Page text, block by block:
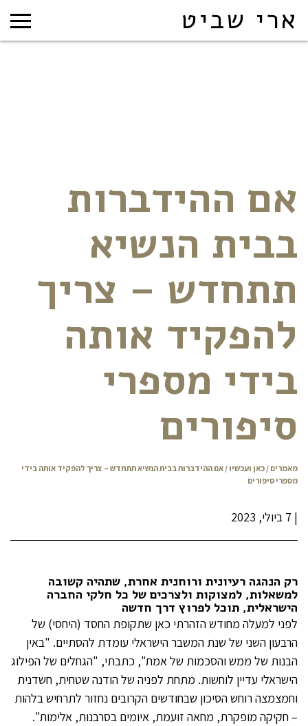
ארי שביט
אם ההידברות
בבית הנשיא
תתחדש – צריך
להפקיד אותה
בידי מספרי
סיפורים
מאמרים / כאן ועכשיו / אם ההידברות בבית הנשיא תתחדש – צריך להפקיד אותה בידי
מספרי סיפורים
| 7 ביולי, 2023
רק הנהגה רעיונית ורוחנית אחרת, שתהיה קשובה
למשאלות, למצוקות ולצרכים של כל חלקי החברה
הישראלית, תוכל לפרוץ דרך חדשה
לפני למעלה מחודש הזהרתי כאן שתקופת החסד (היחסי) של
הרבעון השני של שנת המשבר הישראלי עומדת להסתיים. "באין
הבנות של ממש והסכמות של אמת", כתבתי, "הגחלים של הפילוג
הישראלי עדיין לוחשות. מתחת לפניה של הודנה שטחית, חשדנית
וחמצמצה רוחש הסיכון שבחודשים הקרובים נחזור לתרחיש בלהות
– חקיקה מופקרת, מחאה זועמת, איומים בסרבנות, אלימות".